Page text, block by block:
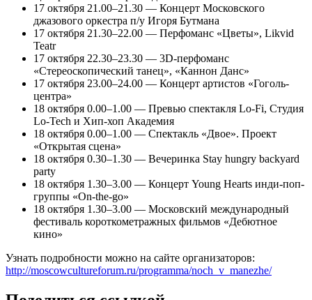
17 октября 21.00–21.30 — Концерт Московского
джазового оркестра п/у Игоря Бутмана
17 октября 21.30–22.00 — Перфоманс «Цветы», Likvid
Teatr
17 октября 22.30–23.30 — 3D-перфоманс
«Стереоскопический танец», «Каннон Данс»
17 октября 23.00–24.00 — Концерт артистов «Гоголь-
центра»
18 октября 0.00–1.00 — Превью спектакля Lo-Fi, Студия
Lo-Tech и Хип-хоп Академия
18 октября 0.00–1.00 — Спектакль «Двое». Проект
«Открытая сцена»
18 октября 0.30–1.30 — Вечеринка Stay hungry backyard
party
18 октября 1.30–3.00 — Концерт Young Hearts инди-поп-
группы «On-the-go»
18 октября 1.30–3.00 — Московский международный
фестиваль короткометражных фильмов «Дебютное
кино»
Узнать подробности можно на сайте организаторов:
http://moscowcultureforum.ru/programma/noch_v_manezhe/